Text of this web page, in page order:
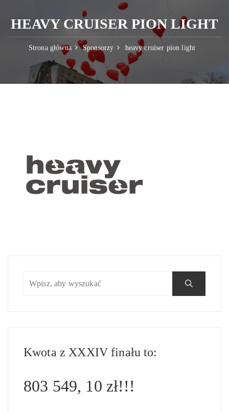
HEAVY CRUISER PION LIGHT
Strona główna Sponsorzy heavy cruiser pion light
Kwota z XXXIV finału to:
803 549, 10 zł!!!